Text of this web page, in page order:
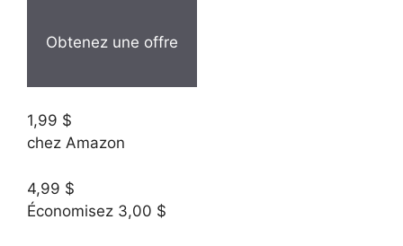
Obtenez une offre
1,99 $
chez Amazon
4,99 $
Économisez 3,00 $